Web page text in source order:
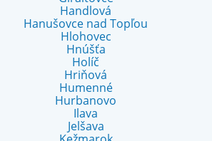
Handlová
Hanušovce nad Topľou
Hlohovec
Hnúšťa
Holíč
Hriňová
Humenné
Hurbanovo
Ilava
Jelšava